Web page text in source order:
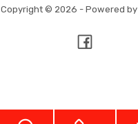
Copyright © 2026 - Powered by